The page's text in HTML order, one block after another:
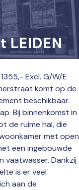
LEIDEN
Excl. G/W/E
komt op de
beschikbaar.
Bij binnenkomst in
de ruime hal, die
met open
een ingebouwde
vaatwasser. Dankzij
is er veel
aan de